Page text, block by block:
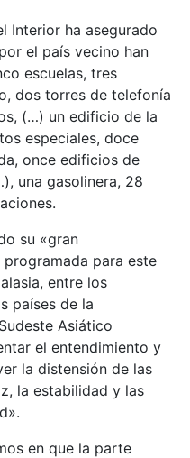
Interior ha asegurado
el país vecino han
escuelas, tres
dos torres de telefonía
(…) un edificio de la
especiales, doce
once edificios de
una gasolinera, 28
su «gran
para este
entre los
países de la
Asiático
el entendimiento y
la distensión de las
la estabilidad y las
en que la parte